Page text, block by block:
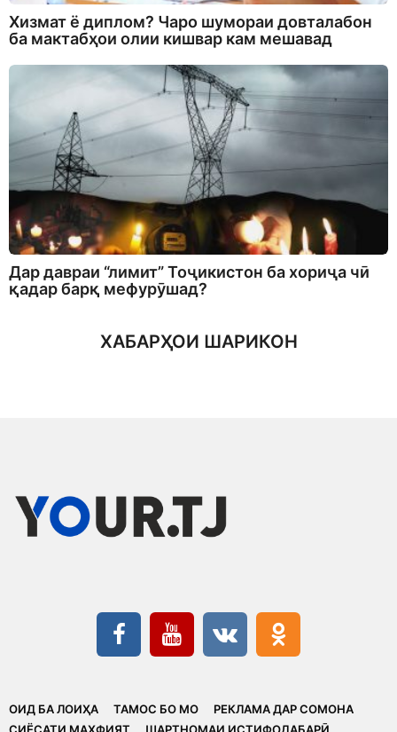
Хизмат ё диплом? Чаро шумораи довталабон
ба мактабҳои олии кишвар кам мешавад
Дар давраи “лимит” Тоҷикистон ба хориҷа чӣ
қадар барқ мефурӯшад?
ХАБАРҲОИ ШАРИКОН
ОИД БА ЛОИҲА ТАМОС БО МО
РЕКЛАМА ДАР СОМОНА